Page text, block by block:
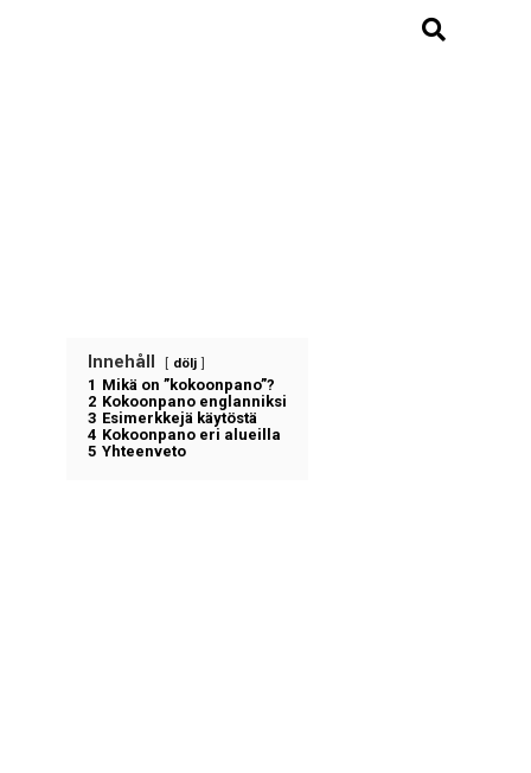
Innehåll dölj
1 Mikä on ”kokoonpano”?
2 Kokoonpano englanniksi
3 Esimerkkejä käytöstä
4 Kokoonpano eri alueilla
5 Yhteenveto